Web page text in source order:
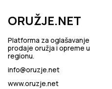
ORUŽJE.NET
Platforma za oglašavanje
prodaje oružja i opreme u
regionu.
info@oruzje.net
www.oruzje.net